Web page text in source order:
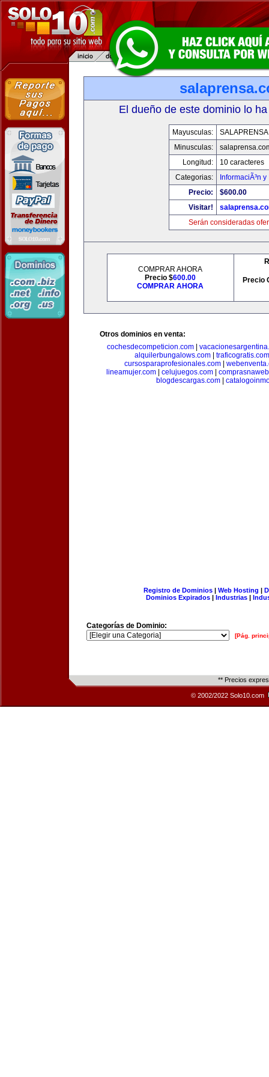
El dueño de este dominio lo
Mayusculas:
Minusculas:
Longitud:
10 caracteres
Categorias:
InformaciÃ³n
Precio:
$600.00
Visitar!
Serán consideradas
COMPRAR AHORA
Precio $600.00
COMPRAR AHORA
Precio
Otros dominios en venta:
cochesdecompeticion.com
alquilerbungalows.com| traficogratis.com
cursosparaprofesionales.com|
lineamujer.com| celujuegos.com|
blogdescargas.com|
Registro de Dominios| Web Hosting |
Dominios Expirados | Industrias |
Categorías de Dominio:
[Pág.
** Precios
© 2002/2022 Solo10.com